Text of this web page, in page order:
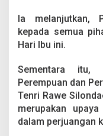
a
g
s
Ia melanjutkan,
kepada semua
Hari Ibu ini.
Sementara itu,
Perempuan dan
Tenri Rawe
merupakan
dalam perjuangan